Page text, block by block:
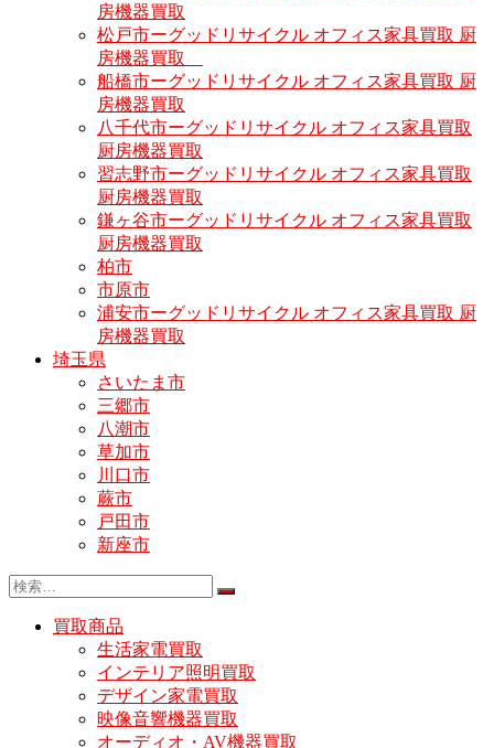
房機器買取
松戸市ーグッドリサイクル オフィス家具買取 厨
房機器買取
船橋市ーグッドリサイクル オフィス家具買取 厨
房機器買取
八千代市ーグッドリサイクル オフィス家具買取
厨房機器買取
習志野市ーグッドリサイクル オフィス家具買取
厨房機器買取
鎌ヶ谷市ーグッドリサイクル オフィス家具買取
厨房機器買取
柏市
市原市
浦安市ーグッドリサイクル オフィス家具買取 厨
房機器買取
埼玉県
さいたま市
三郷市
八潮市
草加市
川口市
蕨市
戸田市
新座市
買取商品
生活家電買取
インテリア照明買取
デザイン家電買取
映像音響機器買取
オーディオ・AV機器買取